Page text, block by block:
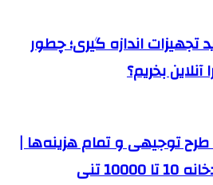
تجهیزات اندازه گیری؛ چطور
آنلاین بخریم؟
توجیهی و تمام هزینه‌ها |
تنی